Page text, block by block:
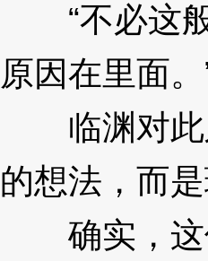
“不必这般
原因在里面。
临渊对此
的想法，而
确实，这